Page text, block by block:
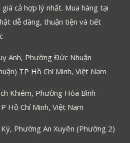
cả hợp lý nhất. Mua hàng tại
dễ dàng, thuận tiện và tiết
Anh, Phường Đức Nhuận
TP Hồ Chí Minh, Việt Nam
Khiêm, Phường Hòa Bình
Hồ Chí Minh, Việt Nam
Phường An Xuyên (Phường 2)